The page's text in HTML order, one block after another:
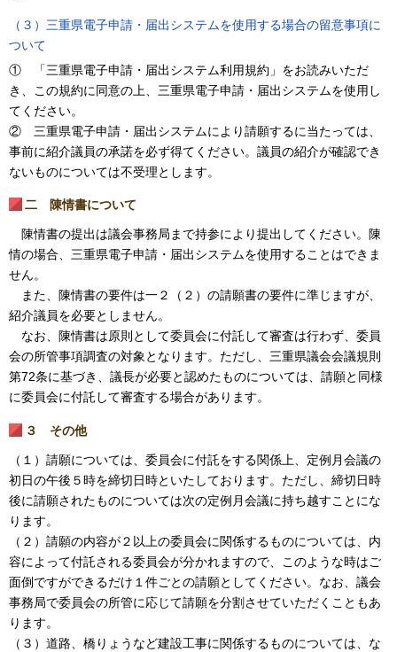
（３）三重県電子申請・届出システムを使用する場合の留意事項に
ついて
① 「三重県電子申請・届出システム利用規約」をお読みいただ
き、この規約に同意の上、三重県電子申請・届出システムを使用し
てください。
② 三重県電子申請・届出システムにより請願するに当たっては、
事前に紹介議員の承諾を必ず得てください。議員の紹介が確認でき
ないものについては不受理とします。
二 陳情書について
陳情書の提出は議会事務局まで持参により提出してください。陳
情の場合、三重県電子申請・届出システムを使用することはできま
せん。
また、陳情書の要件は一２（２）の請願書の要件に準じますが、
紹介議員を必要としません。
なお、陳情書は原則として委員会に付託して審査は行わず、委員
会の所管事項調査の対象となります。ただし、三重県議会会議規則
第72条に基づき、議長が必要と認めたものについては、請願と同様
に委員会に付託して審査する場合があります。
３ その他
（１）請願については、委員会に付託をする関係上、定例月会議の
初日の午後５時を締切日時といたしております。ただし、締切日時
後に請願されたものについては次の定例月会議に持ち越すことにな
ります。
（２）請願の内容が２以上の委員会に関係するものについては、内
容によって付託される委員会が分かれますので、このような時はご
面倒ですができるだけ１件ごとの請願としてください。なお、議会
事務局で委員会の所管に応じて請願を分割させていただくこともあ
ります。
（３）道路、橋りょうなど建設工事に関係するものについては、な